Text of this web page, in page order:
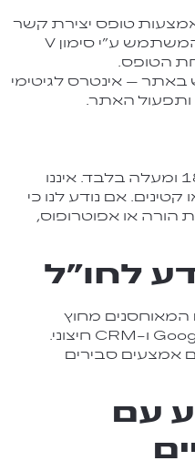
טופס יצירת קשר
– בהסכמה מפורשת מהמשתמש ע"י סימון V
הטופס.
באתר – אינטרס לגיטימי
ותפעול האתר.
השימוש באתר מיועד לגילאי 18 ומעלה בלבד. איננו
קטינים. אם נודע לנו כי
או אפוטרופוס,
מחוץ
לישראל, לרבות Google Analytics ו-CRM חיצוני.
אמצעים סבירים
עם